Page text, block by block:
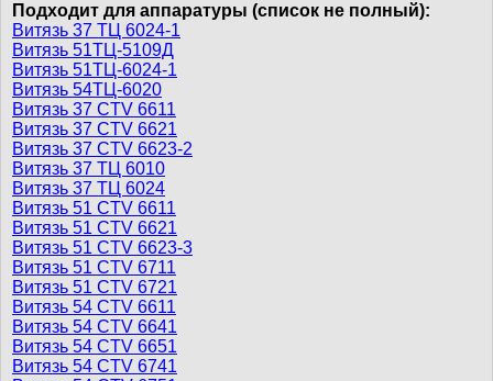
Подходит для аппаратуры (список не полный):
Витязь 37 ТЦ 6024-1
Витязь 51ТЦ-5109Д
Витязь 51ТЦ-6024-1
Витязь 54ТЦ-6020
Витязь 37 CTV 6611
Витязь 37 CTV 6621
Витязь 37 CTV 6623-2
Витязь 37 ТЦ 6010
Витязь 37 ТЦ 6024
Витязь 51 CTV 6611
Витязь 51 CTV 6621
Витязь 51 CTV 6623-3
Витязь 51 CTV 6711
Витязь 51 CTV 6721
Витязь 54 CTV 6611
Витязь 54 CTV 6641
Витязь 54 CTV 6651
Витязь 54 CTV 6741